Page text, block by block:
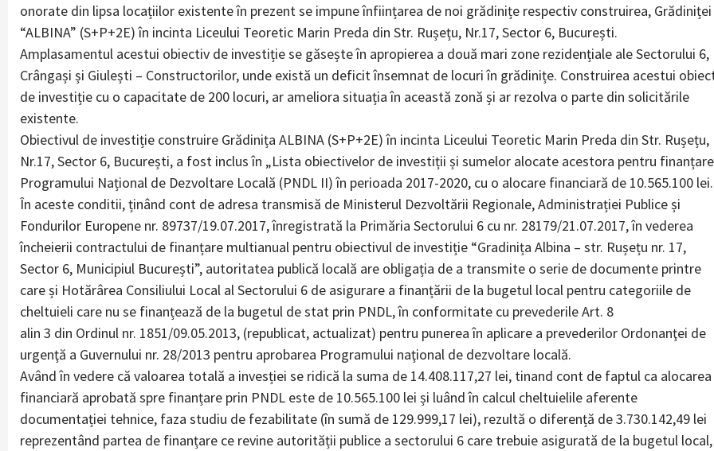
onorate din lipsa locațiilor existente în prezent se impune înființarea de noi grădinițe respectiv construirea, Grădiniței
“ALBINA” (S+P+2E) în incinta Liceului Teoretic Marin Preda din Str. Rușețu, Nr.17, Sector 6, București.
Amplasamentul acestui obiectiv de investiție se găsește în apropierea a două mari zone rezidențiale ale Sectorului 6,
Crângași și Giulești – Constructorilor, unde există un deficit însemnat de locuri în grădinițe. Construirea acestui
de investiție cu o capacitate de 200 locuri, ar ameliora situația în această zonă și ar rezolva o parte din solicitările
existente.
Obiectivul de investiție construire Grădinița ALBINA (S+P+2E) în incinta Liceului Teoretic Marin Preda din Str. Rușețu,
Nr.17, Sector 6, București, a fost inclus în „Lista obiectivelor de investiții și sumelor alocate acestora pentru
Programului Național de Dezvoltare Locală (PNDL II) în perioada 2017-2020, cu o alocare financiară de 10.565.100 lei.
În aceste conditii, ținând cont de adresa transmisă de Ministerul Dezvoltării Regionale, Administrației Publice și
Fondurilor Europene nr. 89737/19.07.2017, înregistrată la Primăria Sectorului 6 cu nr. 28179/21.07.2017, în vederea
încheierii contractului de finanțare multianual pentru obiectivul de investiție “Gradinița Albina – str. Rușețu nr. 17,
Sector 6, Municipiul București”, autoritatea publică locală are obligația de a transmite o serie de documente printre
care și Hotărârea Consiliului Local al Sectorului 6 de asigurare a finanțării de la bugetul local pentru categoriile de
cheltuieli care nu se finanțează de la bugetul de stat prin PNDL, în conformitate cu prevederile Art. 8
alin 3 din Ordinul nr. 1851/09.05.2013, (republicat, actualizat) pentru punerea în aplicare a prevederilor Ordonanţei de
urgenţă a Guvernului nr. 28/2013 pentru aprobarea Programului naţional de dezvoltare locală.
Având în vedere că valoarea totală a invesției se ridică la suma de 14.408.117,27 lei, tinand cont de faptul ca alocarea
financiară aprobată spre finanțare prin PNDL este de 10.565.100 lei și luând în calcul cheltuielile aferente
documentației tehnice, faza studiu de fezabilitate (în sumă de 129.999,17 lei), rezultă o diferență de 3.730.142,49 lei
reprezentând partea de finanțare ce revine autorității publice a sectorului 6 care trebuie asigurată de la bugetul